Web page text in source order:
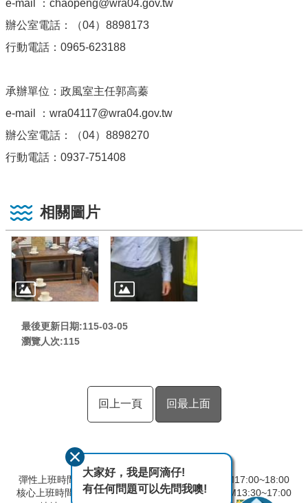
e-mail ：chaopeng@wra04.gov.tw
辦公室電話：（04）8898173
行動電話：0965-623188
承辦單位：政風室主任郭高蓁
e-mail ：wra04117@wra04.gov.tw
辦公室電話：（04）8898270
行動電話：0937-751408
相關圖片
最後更新日期:115-03-05
瀏覽人次:115
回上一頁 回最上面
彈性上班時間：AM8:00~09:00 彈性下班時間：PM17:00~18:00
核心上班時間：星期一 ~ 星期五 AM8:30~12:30 PM13:30~17:00
大家好，我是阿滴仔!
有任何問題可以先問我噢!